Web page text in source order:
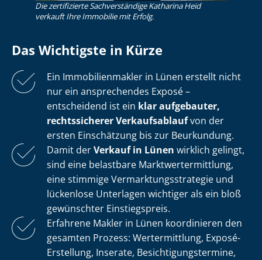
Die zertifizierte Sachverständige Katharina Heid
verkauft Ihre Immobilie mit Erfolg.
Das Wichtigste in Kürze
Ein Im­mo­bi­li­en­mak­ler in Lünen erstellt nicht
nur ein ansprechendes Exposé –
entscheidend ist ein klar aufgebauter,
rechtssicherer Verkaufsablaufvon der
ersten Einschätzung bis zur Beurkundung.
Damit derVerkauf in Lünen wirklich gelingt,
sind eine belastbare Markt­wert­ermitt­lung,
eine stimmige Ver­mark­tungs­stra­te­gie und
lückenlose Unterlagen wichtiger als ein bloß
gewünschter Einstiegspreis.
Erfahrene Makler in Lünen koordinieren den
gesamten Prozess: Wertermittlung, Exposé-
Erstellung, Inserate, Be­sich­ti­gungs­ter­mi­ne,